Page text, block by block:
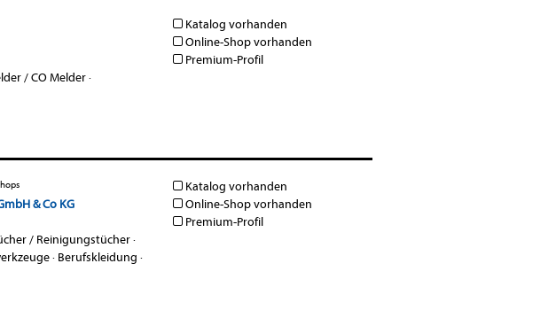
/ CO Melder·
Katalog vorhanden
Online-Shop vorhanden
Premium-Profil
& Co KG
/ Reinigungstücher·
· Berufskleidung ·
Katalog vorhanden
Online-Shop vorhanden
Premium-Profil